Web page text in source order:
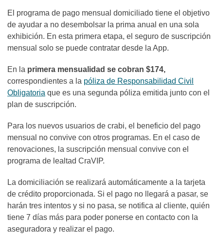
El programa de pago mensual domiciliado tiene el objetivo
de ayudar a no desembolsar la prima anual en una sola
exhibición. En esta primera etapa, el seguro de suscripción
mensual solo se puede contratar desde la App.
En la primera mensualidad se cobran $174,
correspondientes a la póliza de Responsabilidad Civil
Obligatoria que es una segunda póliza emitida junto con el
plan de suscripción.
Para los nuevos usuarios de crabi, el beneficio del pago
mensual no convive con otros programas. En el caso de
renovaciones, la suscripción mensual convive con el
programa de lealtad CraVIP.
La domiciliación se realizará automáticamente a la tarjeta
de crédito proporcionada. Si el pago no llegará a pasar, se
harán tres intentos y si no pasa, se notifica al cliente, quién
tiene 7 días más para poder ponerse en contacto con la
aseguradora y realizar el pago.